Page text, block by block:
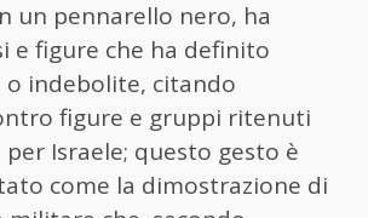
un pennarello nero, ha
e figure che ha definito
o indebolite, citando
figure e gruppi ritenuti
per Israele; questo gesto è
come la dimostrazione di